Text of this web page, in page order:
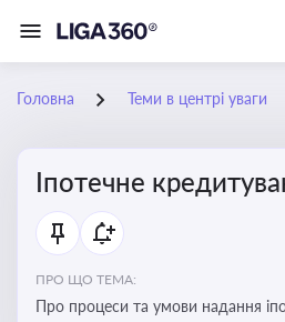
Головна Теми в центрі уваги
Іпотечне
ПРО ЩО ТЕМА:
Про процеси та умови надання